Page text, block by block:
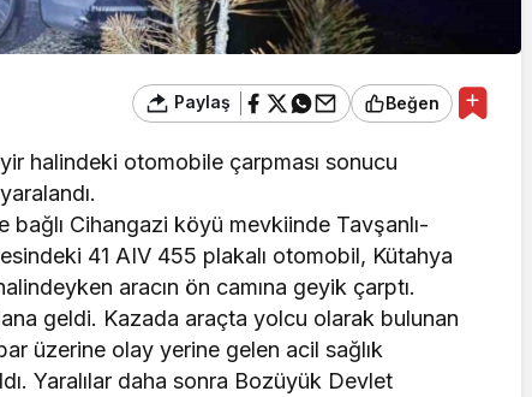
Paylaş Beğen
halindeki otomobile çarpması sonucu
Cihangazi köyü mevkiinde Tavşanlı-
41 AIV 455 plakalı otomobil, Kütahya
aracın ön camına geyik çarptı.
geldi. Kazada araçta yolcu olarak bulunan
üzerine olay yerine gelen acil sağlık
Yaralılar daha sonra Bozüyük Devlet